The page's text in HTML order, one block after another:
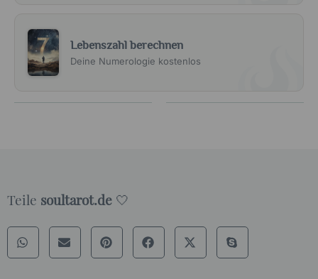
Lebenszahl berechnen
Deine Numerologie kostenlos
Teile soultarot.de 🤍